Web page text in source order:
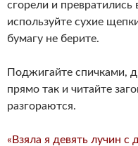
сгорели и превратились
используйте сухие
бумагу не берите.
Поджигайте спичками,
прямо так и читайте
разгораются.
«Взяла я девять лучин с